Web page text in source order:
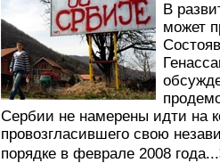
В
может
Сербии не намерены идти на
провозгласившего свою
порядке в феврале 2008 года...